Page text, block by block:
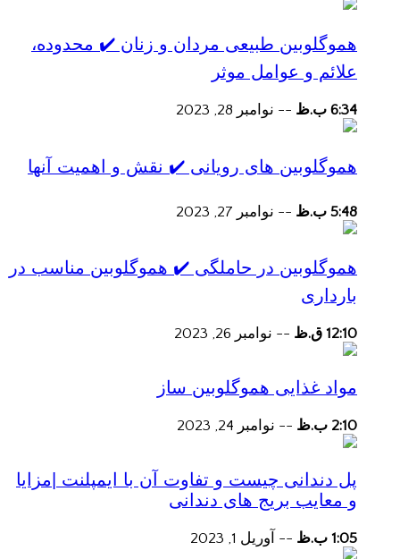
هموگلوبین طبیعی مردان و زنان ✔️ محدوده،
علائم و عوامل موثر
6:34 ب.ظ -- نوامبر 28, 2023
هموگلوبین های رویانی ✔️ نقش و اهمیت آنها
5:48 ب.ظ -- نوامبر 27, 2023
هموگلوبین در حاملگی ✔️ هموگلوبین مناسب در
بارداری
12:10 ق.ظ -- نوامبر 26, 2023
مواد غذایی هموگلوبین ساز
2:10 ب.ظ -- نوامبر 24, 2023
پل دندانی چیست و تفاوت آن با ایمپلنت |مزایا
و معایب بریج های دندانی
1:05 ب.ظ -- آوریل 1, 2023